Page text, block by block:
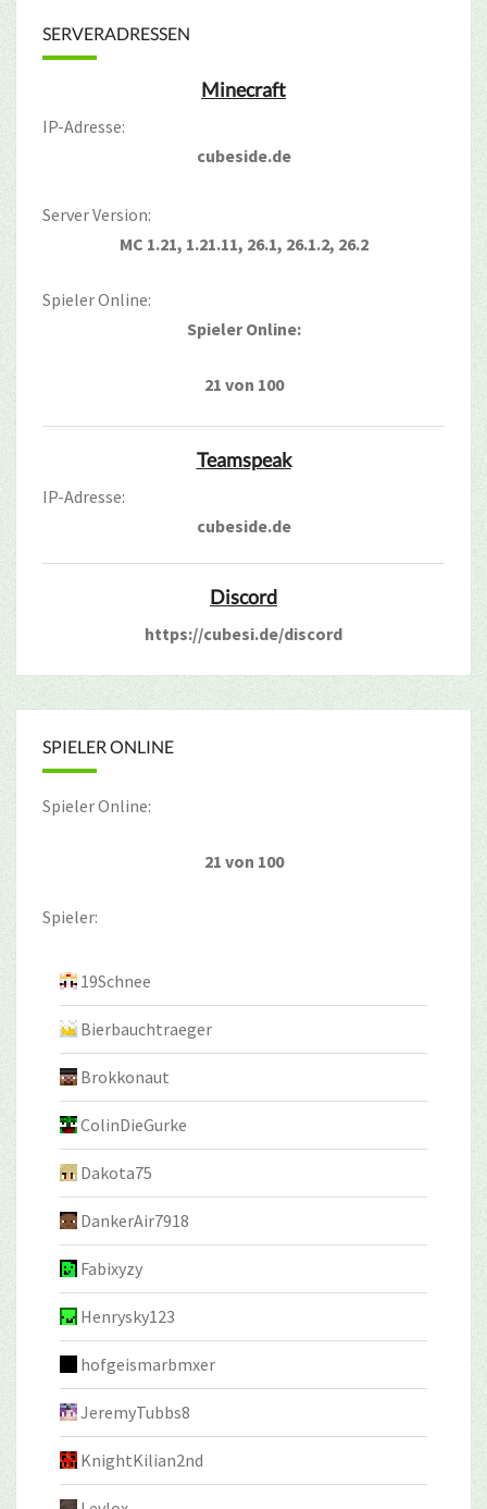
SERVERADRESSEN
Minecraft
IP-Adresse:
cubeside.de
Server Version:
MC 1.21, 1.21.11, 26.1, 26.1.2, 26.2
Spieler Online:
Spieler Online:
21 von 100
Teamspeak
IP-Adresse:
cubeside.de
Discord
https://cubesi.de/discord
SPIELER ONLINE
Spieler Online:
21 von 100
Spieler:
19Schnee
Bierbauchtraeger
Brokkonaut
ColinDieGurke
Dakota75
DankerAir7918
Fabixyzy
Henrysky123
hofgeismarbmxer
JeremyTubbs8
KnightKilian2nd